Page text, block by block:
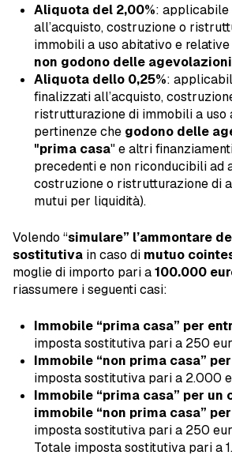
Aliquota del 2,00%:
all’acquisto, costruzione o
immobili a uso abitativo e
non godono delle
Aliquota dello 0,25%:
finalizzati all’acquisto,
ristrutturazione di immobili a uso
pertinenze che godono delle
"prima casa" e altri
precedenti e non riconducibili ad
costruzione o ristrutturazione di
mutui per liquidità).
Volendo “simulare” l’ammontare
sostitutiva in caso di mutuo
moglie di importo pari a100.000
riassumere i seguenti casi:
Immobile “prima casa” per
imposta sostitutiva pari a 250
Immobile “non prima casa”
imposta sostitutiva pari a 2.000
Immobile “prima casa” per un
immobile “non prima casa”
imposta sostitutiva pari a 250
Totale imposta sostitutiva pari a